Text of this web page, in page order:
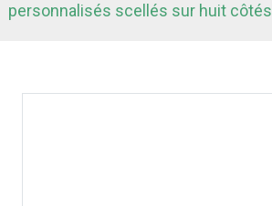
personnalisés scellés sur huit côtés